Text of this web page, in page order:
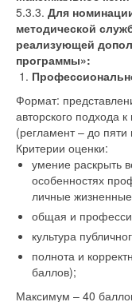
5.3.3. Для
методической
реализующей
программы»:
Формат:
авторского подхода
(регламент – до пяти
Критерии оценки:
умение раскрыть
особенностях
личные
общая и
культура
полнота и
баллов);
Максимум – 40